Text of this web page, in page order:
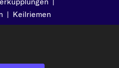
| Keilriemen